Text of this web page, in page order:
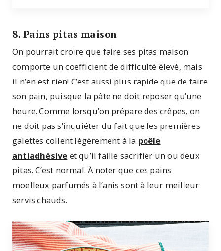
8. Pains pitas maison
On pourrait croire que faire ses pitas maison
comporte un coefficient de difficulté élevé, mais
il n’en est rien! C’est aussi plus rapide que de faire
son pain, puisque la pâte ne doit reposer qu’une
heure. Comme lorsqu’on prépare des crêpes, on
ne doit pas s’inquiéter du fait que les premières
galettes collent légèrement à la poêle
antiadhésive et qu’il faille sacrifier un ou deux
pitas. C’est normal. À noter que ces pains
moelleux parfumés à l’anis sont à leur meilleur
servis chauds.